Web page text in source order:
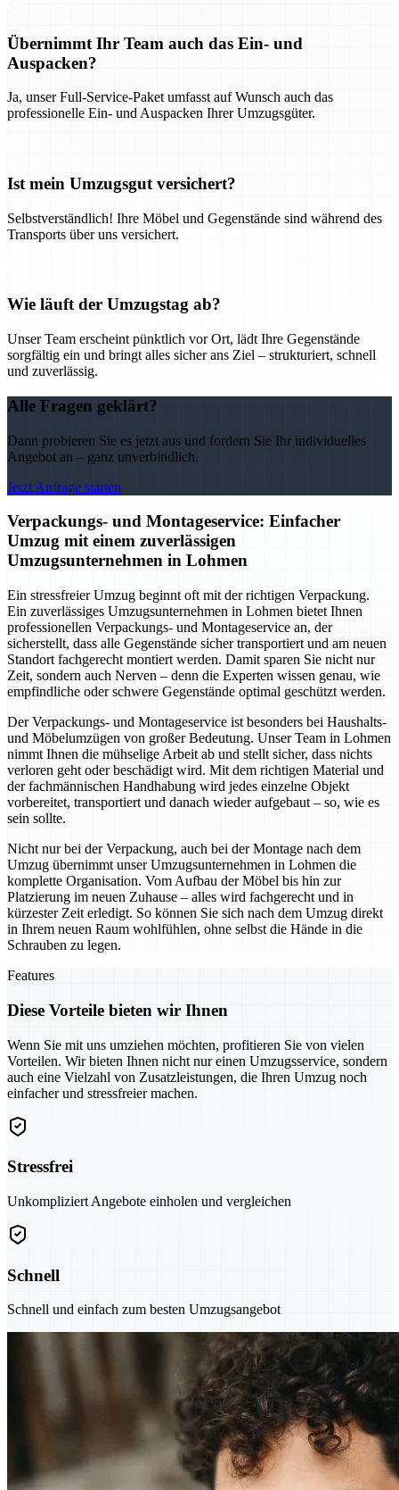
Übernimmt Ihr Team auch das Ein- und
Auspacken?
Ja, unser Full-Service-Paket umfasst auf Wunsch auch das
professionelle Ein- und Auspacken Ihrer Umzugsgüter.
Ist mein Umzugsgut versichert?
Selbstverständlich! Ihre Möbel und Gegenstände sind während des
Transports über uns versichert.
Wie läuft der Umzugstag ab?
Unser Team erscheint pünktlich vor Ort, lädt Ihre Gegenstände
sorgfältig ein und bringt alles sicher ans Ziel – strukturiert, schnell
und zuverlässig.
Alle Fragen geklärt?
Dann probieren Sie es jetzt aus und fordern Sie Ihr individuelles
Angebot an – ganz unverbindlich.
Jetzt Anfrage starten
Verpackungs- und Montageservice: Einfacher
Umzug mit einem zuverlässigen
Umzugsunternehmen in Lohmen
Ein stressfreier Umzug beginnt oft mit der richtigen Verpackung.
Ein zuverlässiges Umzugsunternehmen in Lohmen bietet Ihnen
professionellen Verpackungs- und Montageservice an, der
sicherstellt, dass alle Gegenstände sicher transportiert und am neuen
Standort fachgerecht montiert werden. Damit sparen Sie nicht nur
Zeit, sondern auch Nerven – denn die Experten wissen genau, wie
empfindliche oder schwere Gegenstände optimal geschützt werden.
Der Verpackungs- und Montageservice ist besonders bei Haushalts-
und Möbelumzügen von großer Bedeutung. Unser Team in Lohmen
nimmt Ihnen die mühselige Arbeit ab und stellt sicher, dass nichts
verloren geht oder beschädigt wird. Mit dem richtigen Material und
der fachmännischen Handhabung wird jedes einzelne Objekt
vorbereitet, transportiert und danach wieder aufgebaut – so, wie es
sein sollte.
Nicht nur bei der Verpackung, auch bei der Montage nach dem
Umzug übernimmt unser Umzugsunternehmen in Lohmen die
komplette Organisation. Vom Aufbau der Möbel bis hin zur
Platzierung im neuen Zuhause – alles wird fachgerecht und in
kürzester Zeit erledigt. So können Sie sich nach dem Umzug direkt
in Ihrem neuen Raum wohlfühlen, ohne selbst die Hände in die
Schrauben zu legen.
Features
Diese Vorteile bieten wir Ihnen
Wenn Sie mit uns umziehen möchten, profitieren Sie von vielen
Vorteilen. Wir bieten Ihnen nicht nur einen Umzugsservice, sondern
auch eine Vielzahl von Zusatzleistungen, die Ihren Umzug noch
einfacher und stressfreier machen.
Stressfrei
Unkompliziert Angebote einholen und vergleichen
Schnell
Schnell und einfach zum besten Umzugsangebot